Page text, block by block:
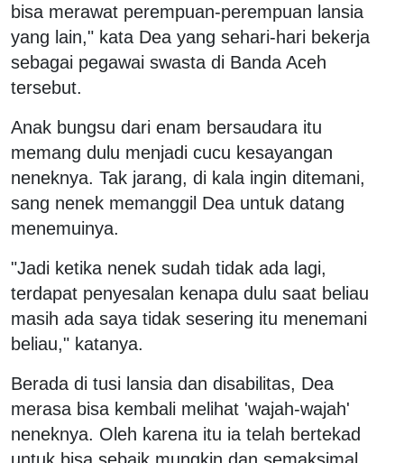
bisa merawat perempuan-perempuan lansia
yang lain," kata Dea yang sehari-hari bekerja
sebagai pegawai swasta di Banda Aceh
tersebut.
Anak bungsu dari enam bersaudara itu
memang dulu menjadi cucu kesayangan
neneknya. Tak jarang, di kala ingin ditemani,
sang nenek memanggil Dea untuk datang
menemuinya.
"Jadi ketika nenek sudah tidak ada lagi,
terdapat penyesalan kenapa dulu saat beliau
masih ada saya tidak sesering itu menemani
beliau," katanya.
Berada di tusi lansia dan disabilitas, Dea
merasa bisa kembali melihat 'wajah-wajah'
neneknya. Oleh karena itu ia telah bertekad